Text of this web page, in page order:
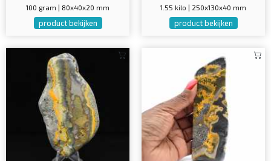
100 gram | 80x40x20 mm
product bekijken
1.55 kilo | 250x130x40 mm
product bekijken